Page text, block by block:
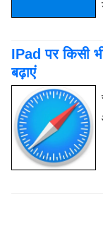
IPad पर किसी
बढ़ाएं